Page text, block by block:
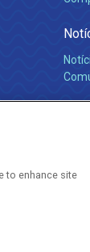
Copyright ® 2026 -
to enhance site